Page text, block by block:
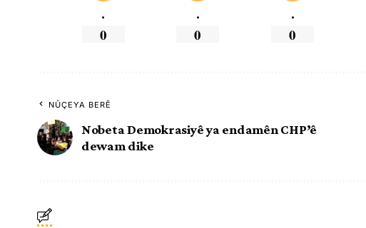
.
0
.
0
.
0
NÛÇEYA BERÊ
Nobeta Demokrasiyê ya endamên CHP’ê
dewam dike